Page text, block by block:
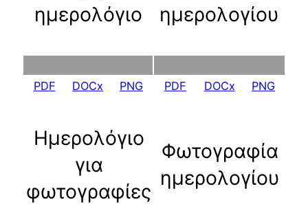
ημερολόγιο
ημερολογίου
PDF DOCx PNG PDF DOCx PNG
Ημερολόγιο
για
φωτογραφίες
Φωτογραφία
ημερολογίου